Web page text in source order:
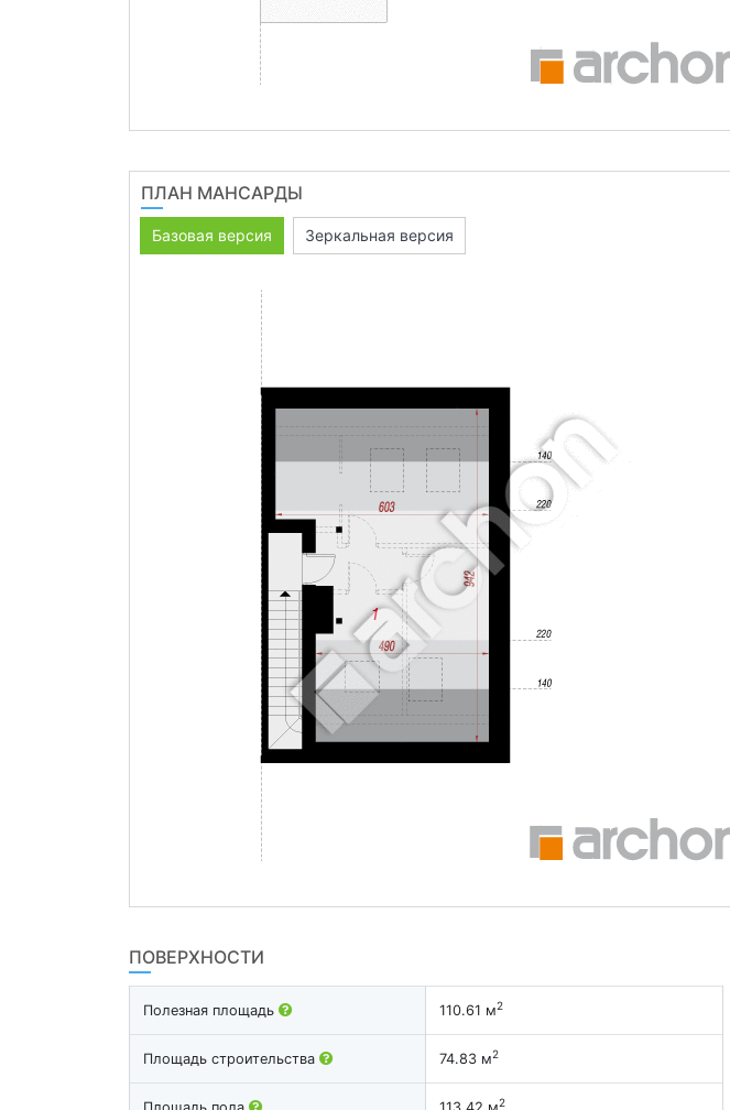
ПЛАН МАНСАРДЫ
Базовая версия Зеркальная версия
ПОВЕРХНОСТИ
Полезная площадь 110.61 м2
Площадь строительства 74.83 м2
2